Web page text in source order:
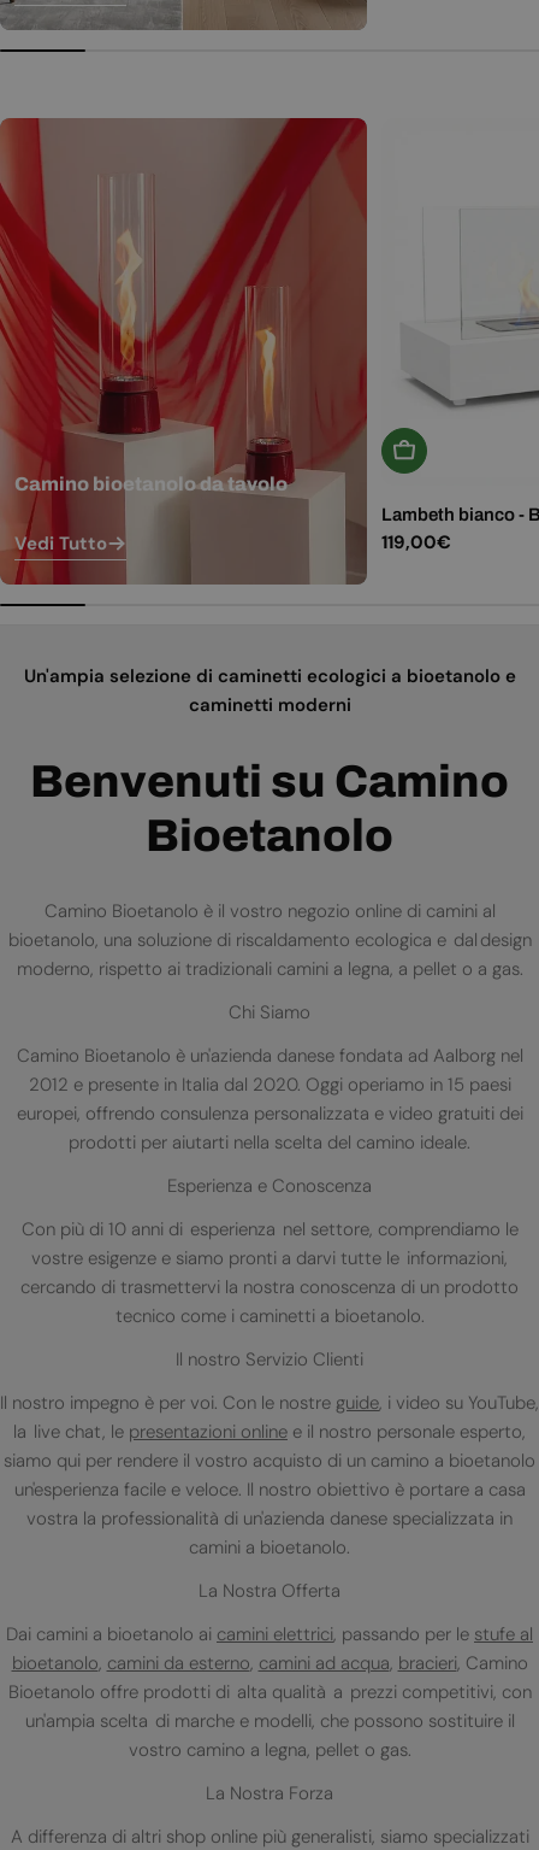
Camino bioetanolo da tavolo
Vedi Tutto
Aggiungi Al
Lambeth bianco -
Prezzo
119,00€
Un'ampia selezione di caminetti ecologici a bioetanolo e
caminetti moderni
Benvenuti su Camino
Bioetanolo
Camino Bioetanolo è il vostro negozio online di camini al
bioetanolo, una soluzione di riscaldamento ecologica e dal design
moderno, rispetto ai tradizionali camini a legna, a pellet o a gas.
Chi Siamo
Camino Bioetanolo è un'azienda danese fondata ad Aalborg nel
2012 e presente in Italia dal 2020. Oggi operiamo in 15 paesi
europei, offrendo consulenza personalizzata e video gratuiti dei
prodotti per aiutarti nella scelta del camino ideale.
Esperienza e Conoscenza
Con più di 10 anni di esperienza nel settore, comprendiamo le
vostre esigenze e siamo pronti a darvi tutte le informazioni,
cercando di trasmettervi la nostra conoscenza di un prodotto
tecnico come i caminetti a bioetanolo.
Il nostro Servizio Clienti
Il nostro impegno è per voi. Con le nostre guide, i video su YouTube,
la live chat, le presentazioni online e il nostro personale esperto,
siamo qui per rendere il vostro acquisto di un camino a bioetanolo
un'esperienza facile e veloce. Il nostro obiettivo è portare a casa
vostra la professionalità di un'azienda danese specializzata in
camini a bioetanolo.
La Nostra Offerta
Dai camini a bioetanolo ai camini elettrici, passando per le stufe al
bioetanolo, camini da esterno, camini ad acqua, bracieri, Camino
Bioetanolo offre prodotti di alta qualità a prezzi competitivi, con
un'ampia scelta di marche e modelli, che possono sostituire il
vostro camino a legna, pellet o gas.
La Nostra Forza
A differenza di altri shop online più generalisti, siamo specializzati